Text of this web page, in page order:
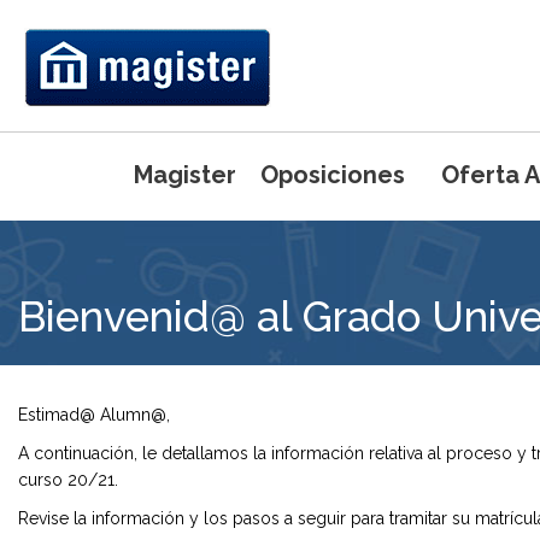
Magister Oposiciones
Primaria
Intensivo del
Oferta
Máster
Máster
Bienvenid@ al Grado
Estimad@ Alumn@,
A continuación, le detallamos la información relativa al proceso y
curso 20/21.
Revise la información y los pasos a seguir para tramitar su